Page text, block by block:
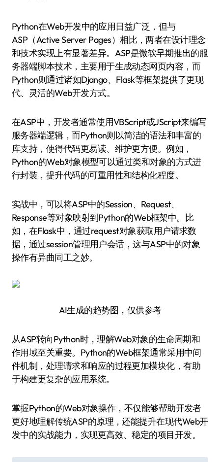
Python在Web开发中的应用日益广泛，但与
ASP（Active Server Pages）相比，两者在设计理念
和技术实现上有显著差异。ASP是微软早期推出的服
务器端脚本技术，主要用于生成动态网页内容，而
Python则通过诸如Django、Flask等框架提供了更现
代、灵活的Web开发方式。
在ASP中，开发者通常使用VBScript或JScript来编写
服务器端逻辑，而Python则以简洁的语法和丰富的
库支持，使得代码更易读、维护更方便。例如，
Python的Web对象模型可以通过类和对象的方式进
行封装，提升代码的可重用性和结构化程度。
实战中，可以将ASP中的Session、Request、
Response等对象映射到Python的Web框架中。比
如，在Flask中，通过request对象获取用户请求数
据，通过session管理用户会话，这与ASP中的对象
操作有异曲同工之妙。
AI生成的趋势图，仅供参考
从ASP转向Python时，理解Web对象的生命周期和
作用域至关重要。Python的Web框架通常采用中间
件机制，处理请求和响应的过程更加模块化，有助
于构建更复杂的应用系统。
掌握Python的Web对象操作，不仅能够帮助开发者
更好地理解传统ASP的原理，还能提升在现代Web开
发中的实战能力，实现更高效、稳定的项目开发。